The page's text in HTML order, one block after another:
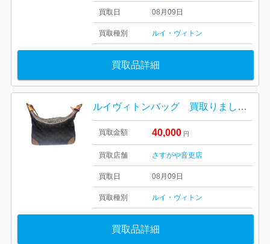
買取日 08月09日
買取種別 ルイ・ヴィトン
買取品詳細
ルイヴィトンバッグ 買取りました！さすがや音更店
買取金額 40,000 円
買取店舗 さすがや音更店
買取日 08月09日
買取種別 ルイ・ヴィトン
買取品詳細